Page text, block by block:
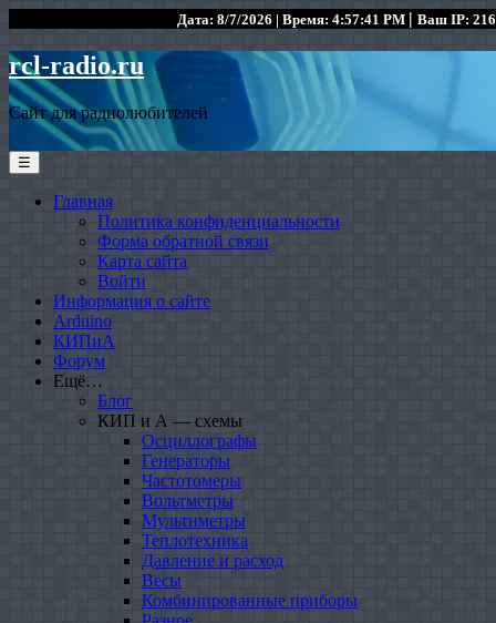
Дата: 8/7/2026 | Время: 4:57:41 PM | Ваш IP:
rcl-radio.ru
Сайт для радиолюбителей
☰
Главная
Политика конфиденциальности
Форма обратной связи
Карта сайта
Войти
Информация о сайте
Arduino
КИПиА
Форум
Ещё…
Блог
КИП и А — схемы
Осциллографы
Генераторы
Частотомеры
Вольтметры
Мультиметры
Теплотехника
Давление и расход
Весы
Комбинированные приборы